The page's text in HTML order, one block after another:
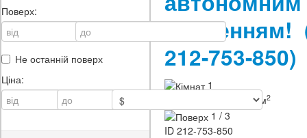
Поверх:
Не останній поверх
Ціна:
опаленням!
212-753-850)
1
100 / - / 35 м2
1 / 3
ID 212-753-850